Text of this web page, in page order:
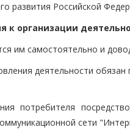
развития Российской
к организации
им самостоятельно и
деятельности
потребителя
сети